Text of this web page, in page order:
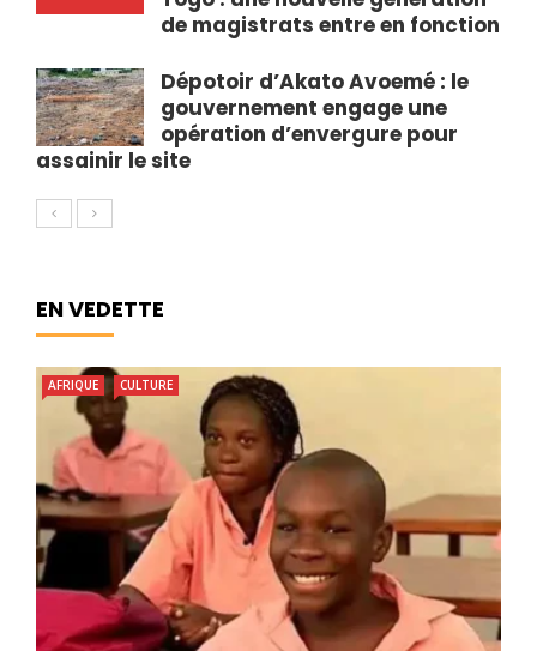
de magistrats entre en fonction
Dépotoir d’Akato Avoemé : le
gouvernement engage une
opération d’envergure pour
assainir le site
EN VEDETTE
AFRIQUE CULTURE